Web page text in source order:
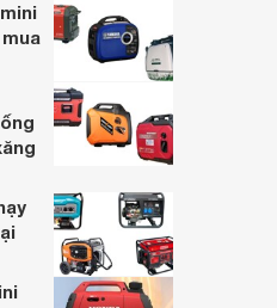
so điện tử Mitutoyo
(0-50.8/0.01mm)
nơi bán